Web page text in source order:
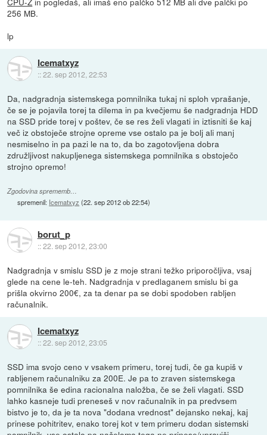
256 MB.
lp
Icematxyz
::22. sep 2012, 22:53
Da, nadgradnja sistemskega pomnilnika tukaj ni sploh vprašanje,
če se je pojavila torej ta dilema in pa kvečjemu še nadgradnja HDD
na SSD pride torej v poštev, če se res želi vlagati in iztisniti še kaj
več iz obstoječe strojne opreme vse ostalo pa je bolj ali manj
nesmiselno in pa pazi le na to, da bo zagotovljena dobra
združljivost nakupljenega sistemskega pomnilnika s obstoječo
strojno opremo!
Zgodovina sprememb…
spremenil: Icematxyz (22. sep 2012 ob 22:54)
borut_p
::22. sep 2012, 23:00
Nadgradnja v smislu SSD je z moje strani težko priporočljiva, vsaj
glede na cene le-teh. Nadgradnja v predlaganem smislu bi ga
prišla okvirno 200€, za ta denar pa se dobi spodoben rabljen
računalnik.
Icematxyz
::22. sep 2012, 23:05
SSD ima svojo ceno v vsakem primeru, torej tudi, če ga kupiš v
rabljenem računalniku za 200E. Je pa to zraven sistemskega
pomnilnika še edina racionalna naložba, če se želi vlagati. SSD
lahko kasneje tudi preneseš v nov računalnik in pa predvsem
bistvo je to, da je ta nova "dodana vrednost" dejansko nekaj, kaj
prinese pohitritev, enako torej kot v tem primeru dodan sistemski